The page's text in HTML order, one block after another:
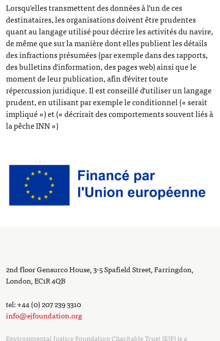
Lorsqu'elles transmettent des données à l'un de ces
destinataires, les organisations doivent être prudentes
quant au langage utilisé pour décrire les activités du navire,
de même que sur la manière dont elles publient les détails
des infractions présumées (par exemple dans des rapports,
des bulletins d'information, des pages web) ainsi que le
moment de leur publication, afin d'éviter toute
répercussion juridique. Il est conseillé d'utiliser un langage
prudent, en utilisant par exemple le conditionnel (« serait
impliqué ») et (« décrirait des comportements souvent liés à
la pêche INN »)
2nd floor Gensurco House, 3-5 Spafield Street, Farringdon,
London, EC1R 4QB
tel: +44 (0) 207 239 3310
info@ejfoundation.org
Environmental Justice Foundation Charitable Trust (EJF) is a